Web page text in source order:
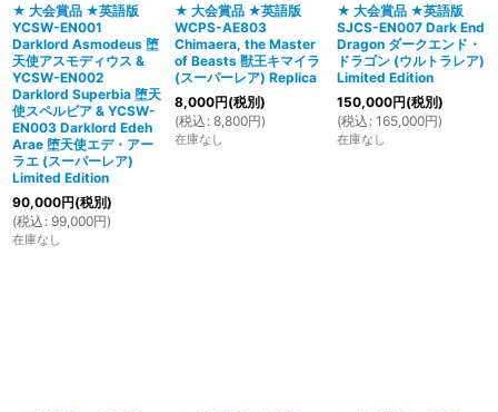
絞り込む
★ 大会賞品 ★英語版
YCSW-EN001
Darklord Asmodeus 堕
天使アスモディウス &
YCSW-EN002
Darklord Superbia 堕天
使スペルビア & YCSW-
EN003 Darklord Edeh
Arae 堕天使エデ・アー
ラエ (スーパーレア)
Limited Edition
90,000円(税別)
(税込 : 99,000円)
在庫なし
★ 大会賞品 ★英語版
WCPS-AE803
Chimaera, the Master
of Beasts 獣王キマイラ
(スーパーレア) Replica
8,000円(税別)
(税込 : 8,800円)
在庫なし
★ 大会賞品 ★英語版
SJCS-EN007 Dark End
Dragon ダークエンド・
ドラゴン (ウルトラレア)
Limited Edition
150,000円(税別)
(税込 : 165,000円)
在庫なし